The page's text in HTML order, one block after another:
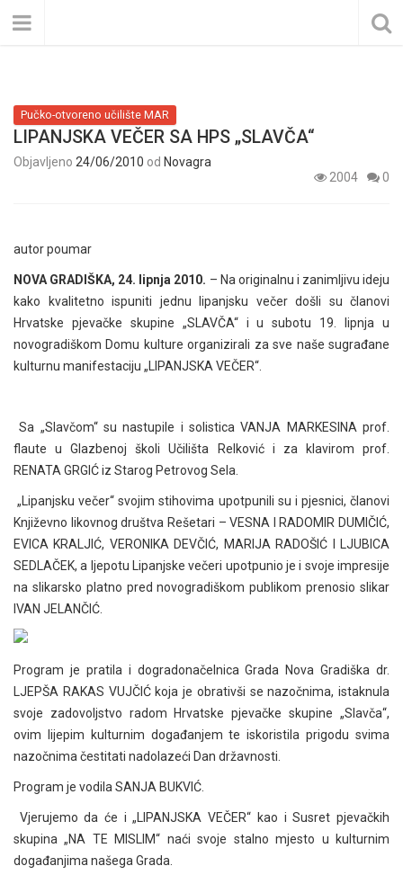
Pučko-otvoreno učilište MAR
LIPANJSKA VEČER SA HPS „SLAVČA“
Objavljeno 24/06/2010 od Novagra
2004
0
autor poumar
NOVA GRADIŠKA, 24. lipnja 2010. – Na originalnu i zanimljivu ideju
kako kvalitetno ispuniti jednu lipanjsku večer došli su članovi
Hrvatske pjevačke skupine „SLAVČA“ i u subotu 19. lipnja u
novogradiškom Domu kulture organizirali za sve naše sugrađane
kulturnu manifestaciju „LIPANJSKA VEČER“.
Sa „Slavčom“ su nastupile i solistica VANJA MARKESINA prof.
flaute u Glazbenoj školi Učilišta Relković i za klavirom prof.
RENATA GRGIĆ iz Starog Petrovog Sela.
„Lipanjsku večer“ svojim stihovima upotpunili su i pjesnici, članovi
Književno likovnog društva Rešetari – VESNA I RADOMIR DUMIČIĆ,
EVICA KRALJIĆ, VERONIKA DEVČIĆ, MARIJA RADOŠIĆ I LJUBICA
SEDLAČEK, a ljepotu Lipanjske večeri upotpunio je i svoje impresije
na slikarsko platno pred novogradiškom publikom prenosio slikar
IVAN JELANČIĆ.
Program je pratila i dogradonačelnica Grada Nova Gradiška dr.
LJEPŠA RAKAS VUJČIĆ koja je obrativši se nazočnima, istaknula
svoje zadovoljstvo radom Hrvatske pjevačke skupine „Slavča“,
ovim lijepim kulturnim događanjem te iskoristila prigodu svima
nazočnima čestitati nadolazeći Dan državnosti.
Program je vodila SANJA BUKVIĆ.
Vjerujemo da će i „LIPANJSKA VEČER“ kao i Susret pjevačkih
skupina „NA TE MISLIM“ naći svoje stalno mjesto u kulturnim
događanjima našega Grada.